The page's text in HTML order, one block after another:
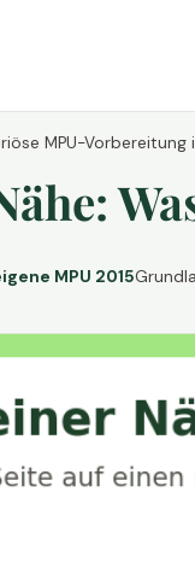
MPU-Vorbereitung
MPU 2015